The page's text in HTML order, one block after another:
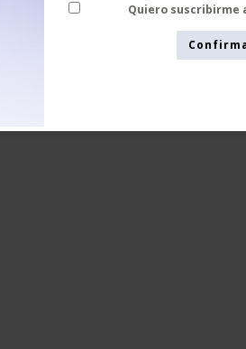
Quiero suscribirme